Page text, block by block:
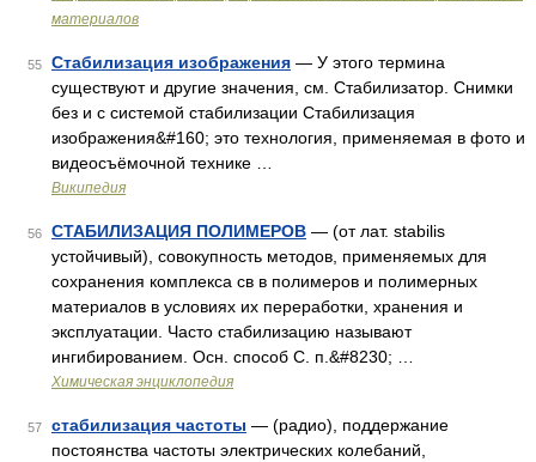
материалов
55 Стабилизация изображения — У этого термина
существуют и другие значения, см. Стабилизатор. Снимки
без и с системой стабилизации Стабилизация
изображения&#160; это технология, применяемая в фото и
видеосъёмочной технике …
Википедия
56 СТАБИЛИЗАЦИЯ ПОЛИМЕРОВ — (от лат. stabilis
устойчивый), совокупность методов, применяемых для
сохранения комплекса св в полимеров и полимерных
материалов в условиях их переработки, хранения и
эксплуатации. Часто стабилизацию называют
ингибированием. Осн. способ С. п.&#8230; …
Химическая энциклопедия
57 стабилизация частоты — (радио), поддержание
постоянства частоты электрических колебаний,